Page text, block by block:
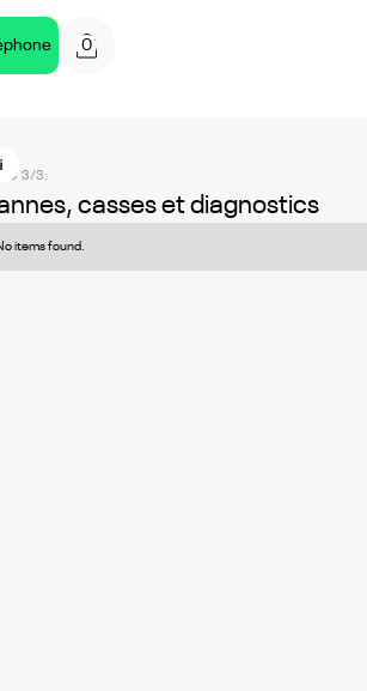
0
3/3:
casses et diagnostics
items found.